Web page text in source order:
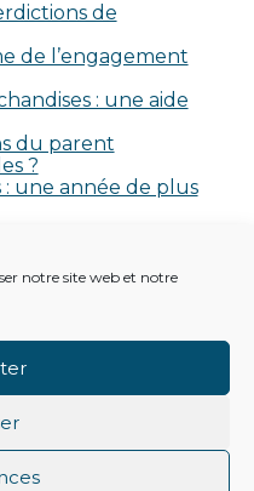
notre site web et notre
de
de l’engagement
: une aide
du parent
?
une année de plus